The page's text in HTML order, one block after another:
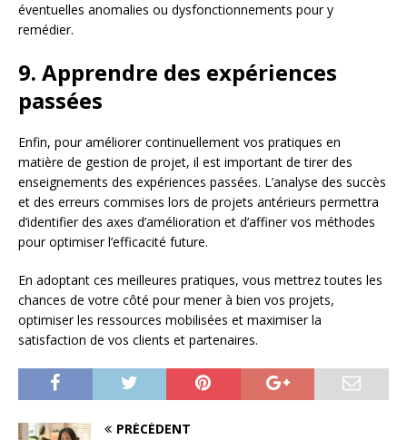
éventuelles anomalies ou dysfonctionnements pour y
remédier.
9. Apprendre des expériences
passées
Enfin, pour améliorer continuellement vos pratiques en
matière de gestion de projet, il est important de tirer des
enseignements des expériences passées. L’analyse des succès
et des erreurs commises lors de projets antérieurs permettra
d’identifier des axes d’amélioration et d’affiner vos méthodes
pour optimiser l’efficacité future.
En adoptant ces meilleures pratiques, vous mettrez toutes les
chances de votre côté pour mener à bien vos projets,
optimiser les ressources mobilisées et maximiser la
satisfaction de vos clients et partenaires.
PRÉCÉDENT